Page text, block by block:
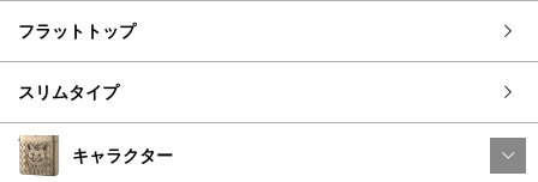
フラットトップ
スリムタイプ
キャラクター